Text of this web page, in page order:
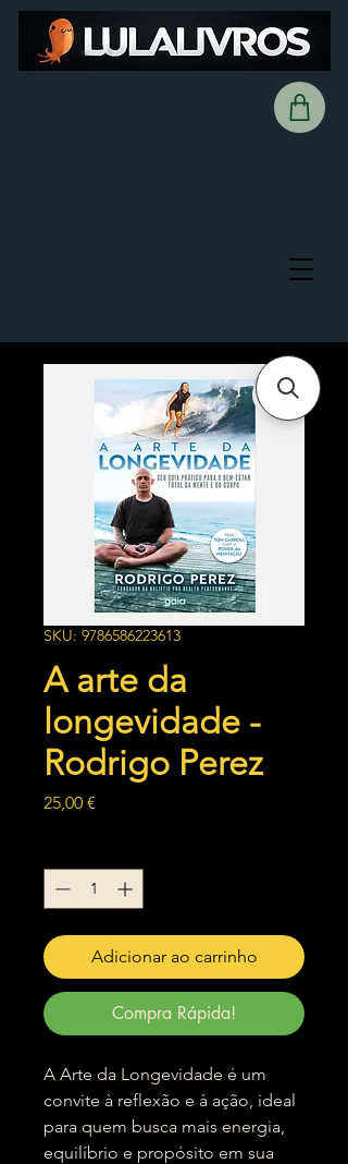
SKU: 9786586223613
A arte da
longevidade -
Rodrigo Perez
25,00 €
Adicionar ao carrinho
Compra Rápida!
A Arte da Longevidade é um
convite à reflexão e à ação, ideal
para quem busca mais energia,
equilíbrio e propósito em sua